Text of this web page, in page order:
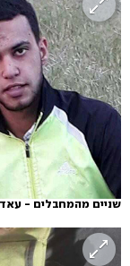
שניים מהמחבלים -